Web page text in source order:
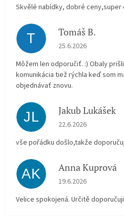
Skvělé nabídky, dobré ceny,super
T Tomáš B.
Hodnocení obchodu
25.6.2026
Môžem len odporučiť. :) Obaly
komunikácia tiež rýchla keď som
objednávať znovu.
JL Jakub Lukášek
Hodnocení obchodu
22.6.2026
vše pořádku došlo,takže
AK Anna Kuprová
Hodnocení obchodu
19.6.2026
Velice spokojená. Určitě